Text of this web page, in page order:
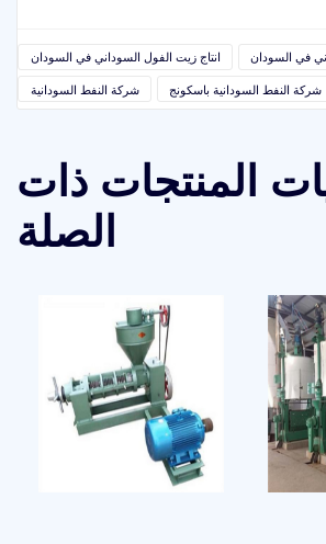
انتاج زيت الفول السوداني في السودان
في السودان
شركة النفط السودانية
شركة النفط السودانية باسكونج
المنتجات ذات
الصلة